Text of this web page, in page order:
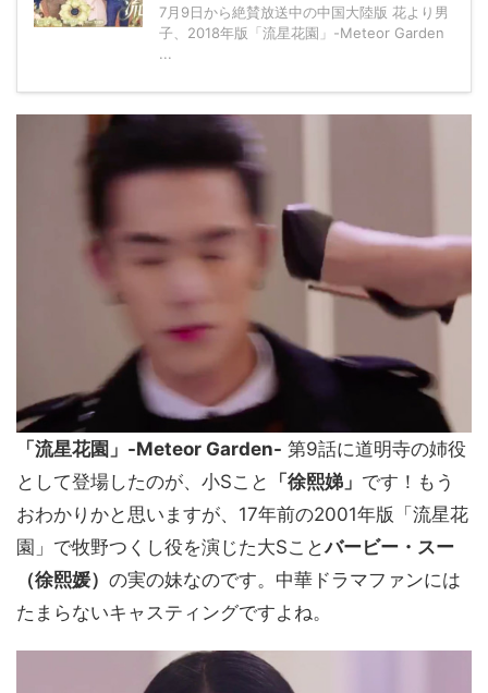
7月9日から絶賛放送中の中国大陸版 花より男
子、2018年版「流星花園」-Meteor Garden
...
「流星花園」-Meteor Garden- 第9話に道明寺の姉役
として登場したのが、小Sこと
「徐熙娣」 です！もう
おわかりかと思いますが、17年前の2001年版「流星花
園」で牧野つくし役を演じた大Sことバービー・スー
（徐熙媛） の実の妹なのです。中華ドラマファンには
たまらないキャスティングですよね。